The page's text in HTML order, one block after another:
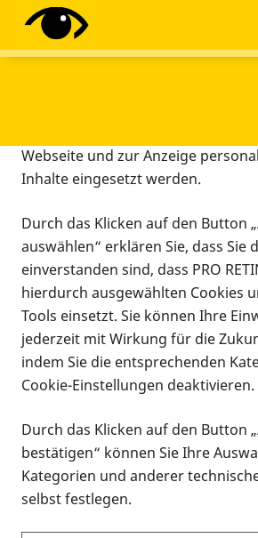
Infomaterial
Infomaterial
Vorlesen
Alle Infomaterialien in
Formaten an einem Ort
Sie möchten wissen, wie Sie nach
Diese Webseite setzt
Tracking-Tools ein. Dies beinhaltet
Webseite und zur Anzeige
Inhalte eingesetzt werden.
Durch das Klicken auf den Button
auswählen“ erklären Sie, dass Sie
einverstanden sind, dass PRO
hierdurch ausgewählten Cookies
Tools einsetzt. Sie können Ihre
jederzeit mit Wirkung für die
indem Sie die entsprechenden
Cookie-Einstellungen deaktivieren.
Durch das Klicken auf den Button
bestätigen“ können Sie Ihre
Kategorien und anderer
selbst festlegen.